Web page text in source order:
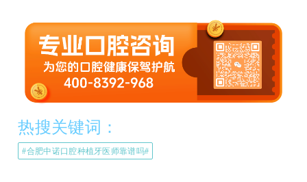
热搜关键词：
#合肥中诺口腔种植牙医师靠谱吗#